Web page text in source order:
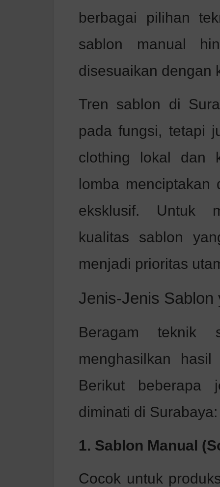
berbagai pilihan
sablon manual
disesuaikan dengan
Tren sablon di
pada fungsi, tetapi
clothing lokal dan
lomba
eksklusif. Untuk
kualitas sablon
menjadi prioritas
Jenis-Jenis Sablon
Beragam teknik
menghasilkan
Berikut beberapa
diminati di Surabaya:
1. Sablon Manual
Cocok untuk